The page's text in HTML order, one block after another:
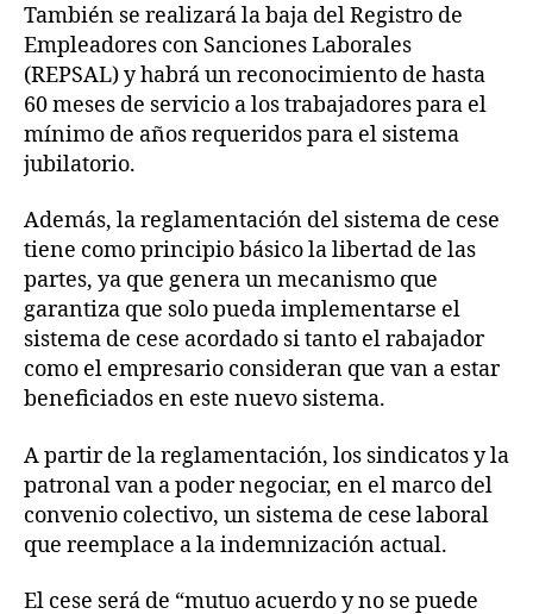
También se realizará la baja del Registro de
Empleadores con Sanciones Laborales
(REPSAL) y habrá un reconocimiento de hasta
60 meses de servicio a los trabajadores para el
mínimo de años requeridos para el sistema
jubilatorio.
Además, la reglamentación del sistema de cese
tiene como principio básico la libertad de las
partes, ya que genera un mecanismo que
garantiza que solo pueda implementarse el
sistema de cese acordado si tanto el rabajador
como el empresario consideran que van a estar
beneficiados en este nuevo sistema.
A partir de la reglamentación, los sindicatos y la
patronal van a poder negociar, en el marco del
convenio colectivo, un sistema de cese laboral
que reemplace a la indemnización actual.
El cese será de “mutuo acuerdo y no se puede